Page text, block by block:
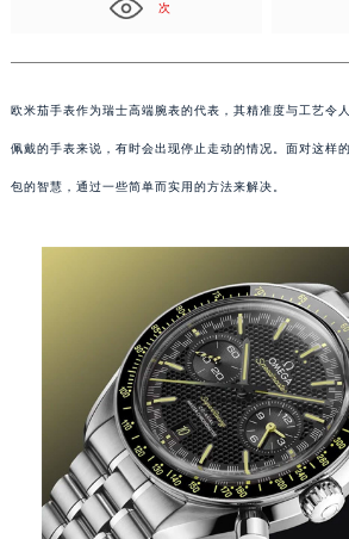
次
欧米茄手表作为瑞士高端腕表的代表，其精准度与工艺令
佩戴的手表来说，有时会出现停止走动的情况。面对这样
包的智慧，通过一些简单而实用的方法来解决。